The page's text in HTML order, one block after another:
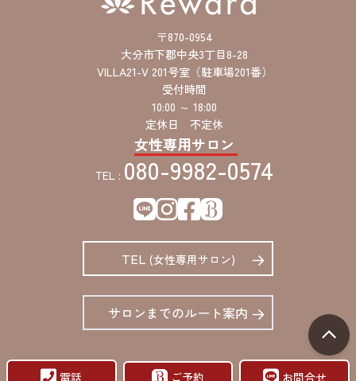
〒870-0954
大分市下郡中央3丁目8-28
VILLA21-V 201号室（駐車場201番）
受付時間
10:00 ～ 18:00
定休日 不定休
女性専用サロン
TEL : 080-9982-0574
TEL (女性専用サロン)
サロンまでのルート案内
電話 ご予約 お問合せ